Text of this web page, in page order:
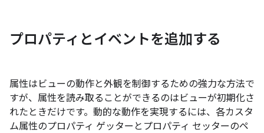
プロパティとイベントを追加する
属性はビューの動作と外観を制御するための強力な方法で
すが、属性を読み取ることができるのはビューが初期化さ
れたときだけです。動的な動作を実現するには、各カスタ
ム属性のプロパティ ゲッターとプロパティ セッターのペ